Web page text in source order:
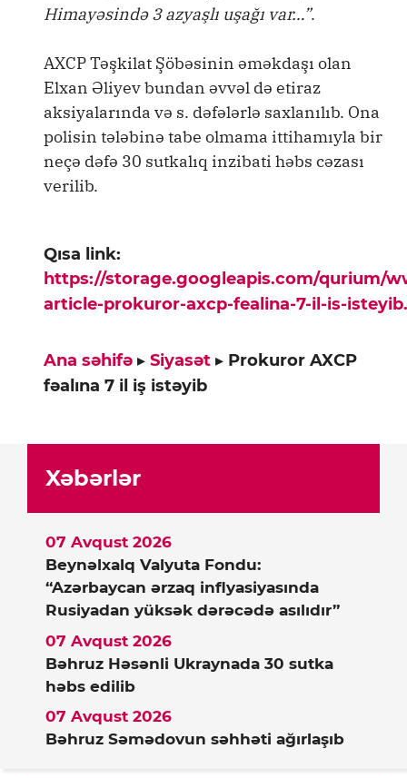
Himayəsində 3 azyaşlı uşağı var…”.
AXCP Təşkilat Şöbəsinin əməkdaşı olan
Elxan Əliyev bundan əvvəl də etiraz
aksiyalarında və s. dəfələrlə saxlanılıb. Ona
polisin tələbinə tabe olmama ittihamıyla bir
neçə dəfə 30 sutkalıq inzibati həbs cəzası
verilib.
Qısa link:
https://storage.googleapis.com/qurium/
article-prokuror-axcp-fealina-7-il-is-
Ana səhifə ▸ Siyasət ▸ Prokuror AXCP
fəalına 7 il iş istəyib
Xəbərlər
Beynəlxalq Valyuta Fondu:
“Azərbaycan ərzaq inflyasiyasında
Rusiyadan yüksək dərəcədə asılıdır”
07 Avqust 2026
Bəhruz Həsənli Ukraynada 30 sutka
həbs edilib
07 Avqust 2026
Bəhruz Səmədovun səhhəti ağırlaşıb
07 Avqust 2026